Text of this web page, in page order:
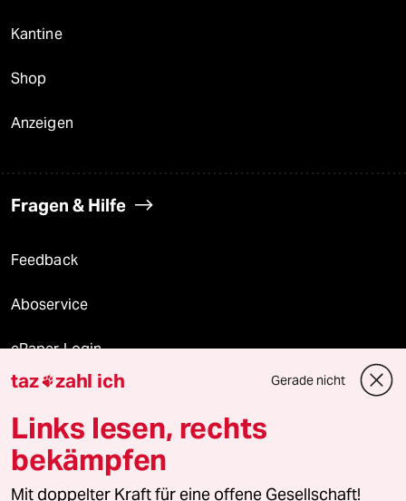
Kantine
Shop
Anzeigen
Fragen & Hilfe
Feedback
Aboservice
ePaper Login
Downloads für Abonnierende
© 2026 taz Verlags und Vertriebs GmbH
Alle Rechte vorbehalten. Bei rechtlichen Fragen oder für Genehmigungen
taz zahl ich Gerade nicht
Links lesen, rechts
bekämpfen
Mit doppelter Kraft für eine offene Gesellschaft!